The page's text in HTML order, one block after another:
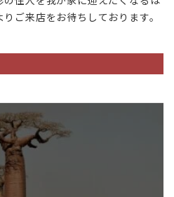
ご来店をお待ちしております。